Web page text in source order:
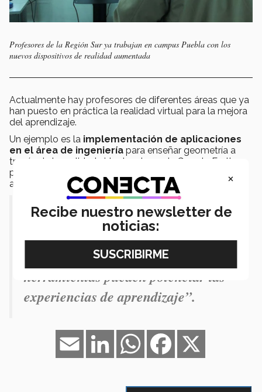
Profesores de la Región Sur ya trabajan en campus Puebla con los
nuevos dispositivos de realidad aumentada
Actualmente hay profesores de diferentes áreas que ya
han puesto en práctica la realidad virtual para la mejora
del aprendizaje.
Un ejemplo es la implementación de aplicaciones
en el área de ingeniería para enseñar geometría a
través de la realidad virtual o el uso de Google Earth
para la ubicación de ciertos recursos en el contexto de
actividades integradoras.
"Se trata de seguir invitando a los
profesores a conocer esta tecnología,
animarse a soñar como este tipo de
herramientas pueden potenciar las
experiencias de aprendizaje”.
Facebook
WhatsApp
LinkedIn
Email
×
Recibe nuestro newsletter de
noticias: